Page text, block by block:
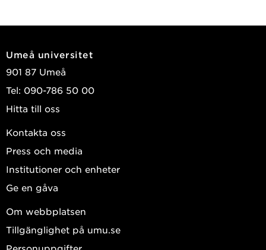
Umeå universitet
901 87 Umeå
Tel: 090-786 50 00
Hitta till oss
Kontakta oss
Press och media
Institutioner och enheter
Ge en gåva
Om webbplatsen
Tillgänglighet på umu.se